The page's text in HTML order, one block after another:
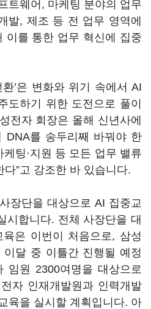
트웨어, 마케팅 분야의 업무
발, 제조 등 전 업무 영역에
이를 통한 업무 혁신에 집중
’은 변화와 위기 속에서 AI
도하기 위한 도전으로 풀이
전자 회장은 올해 신년사에
DNA를 송두리째 바꿔야 한
케팅·지원 등 모든 업무 밸류
”고 강조한 바 있습니다.
장단을 대상으로 AI 집중교
시합니다. 전체 사장단을 대
은 이번이 처음으로, 삼성
이달 중 이틀간 진행될 예정
임원 2300여명을 대상으로
자 인재개발원과 인력개발
육을 실시할 계획입니다. 아